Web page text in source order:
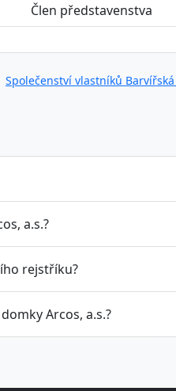
Člen představenstva
Společenství vlastníků
a.s.?
rejstříku?
Arcos, a.s.?